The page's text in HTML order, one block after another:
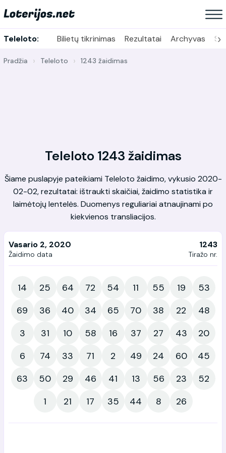
Teleloto: Bilietų tikrinimas Rezultatai Archyvas ›
Pradžia Teleloto 1243 žaidimas
Teleloto 1243 žaidimas
Šiame puslapyje pateikiami Teleloto žaidimo, vykusio 2020-
02-02, rezultatai: ištraukti skaičiai, žaidimo statistika ir
laimėtojų lentelės. Duomenys reguliariai atnaujinami po
kiekvienos transliacijos.
Vasario 2, 2020
Žaidimo data
1243
Tiražo nr.
14 25 64 72 54 11 55 19
53
69
36 40 34 65 70 38 22
48
3
31 10 58 16 37 27 43
20
6
74 33 71 2 49 24 60
45
63
50 29 46 41 13 56 23
52
1
21 17 35 44 8 26